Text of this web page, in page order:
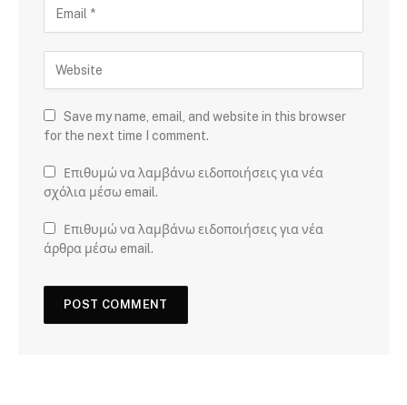
Save my name, email, and website in this browser
for the next time I comment.
Επιθυμώ να λαμβάνω ειδοποιήσεις για νέα
σχόλια μέσω email.
Επιθυμώ να λαμβάνω ειδοποιήσεις για νέα
άρθρα μέσω email.